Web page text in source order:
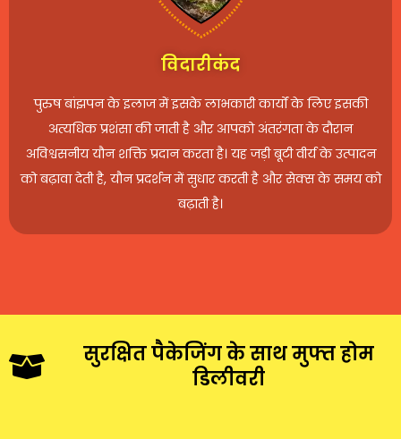
विदारीकंद
पुरुष बांझपन के इलाज में इसके लाभकारी कार्यों के लिए इसकी
अत्यधिक प्रशंसा की जाती है और आपको अंतरंगता के दौरान
अविश्वसनीय यौन शक्ति प्रदान करता है। यह जड़ी बूटी वीर्य के उत्पादन
को बढ़ावा देती है, यौन प्रदर्शन में सुधार करती है और सेक्स के समय को
बढ़ाती है।
सुरक्षित पैकेजिंग के साथ मुफ्त होम
डिलीवरी